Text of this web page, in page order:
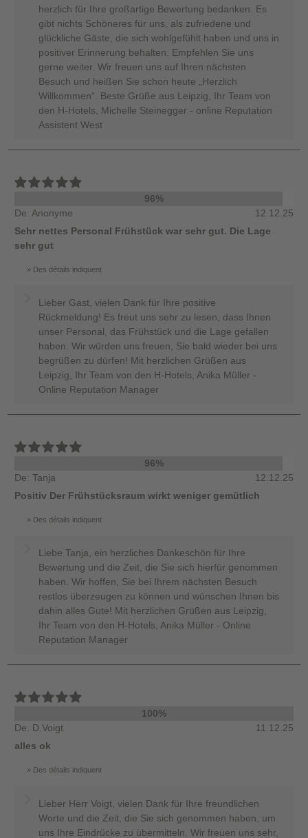
herzlich für Ihre großartige Bewertung bedanken. Es
gibt nichts Schöneres für uns, als zufriedene und
glückliche Gäste, die sich wohlgefühlt haben und uns in
positiver Erinnerung behalten. Empfehlen Sie uns
gerne weiter. Wir freuen uns auf Ihren nächsten
Besuch und heißen Sie schon heute „Herzlich
Willkommen“. Beste Grüße aus Leipzig, Ihr Team von
den H-Hotels, Michelle Steinegger - online Reputation
Assistent West
96%
De: Anonyme
12.12.25
Sehr nettes Personal Frühstück war sehr gut. Die Lage
sehr gut
Des détails indiquent
Lieber Gast, vielen Dank für Ihre positive
Rückmeldung! Es freut uns sehr zu lesen, dass Ihnen
unser Personal, das Frühstück und die Lage gefallen
haben. Wir würden uns freuen, Sie bald wieder bei uns
begrüßen zu dürfen! Mit herzlichen Grüßen aus
Leipzig, Ihr Team von den H-Hotels, Anika Müller -
Online Reputation Manager
96%
De: Tanja
12.12.25
Positiv Der Frühstücksraum wirkt weniger gemütlich
Des détails indiquent
Liebe Tanja, ein herzliches Dankeschön für Ihre
Bewertung und die Zeit, die Sie sich hierfür genommen
haben. Wir hoffen, Sie bei Ihrem nächsten Besuch
restlos überzeugen zu können und wünschen Ihnen bis
dahin alles Gute! Mit herzlichen Grüßen aus Leipzig,
Ihr Team von den H-Hotels, Anika Müller - Online
Reputation Manager
100%
De: D.Voigt
11.12.25
alles ok
Des détails indiquent
Lieber Herr Voigt, vielen Dank für Ihre freundlichen
Worte und die Zeit, die Sie sich genommen haben, um
uns Ihre Eindrücke zu übermitteln. Wir freuen uns sehr,